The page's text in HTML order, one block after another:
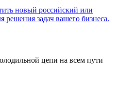
новый российский или
задач вашего бизнеса.
цепи на всем пути